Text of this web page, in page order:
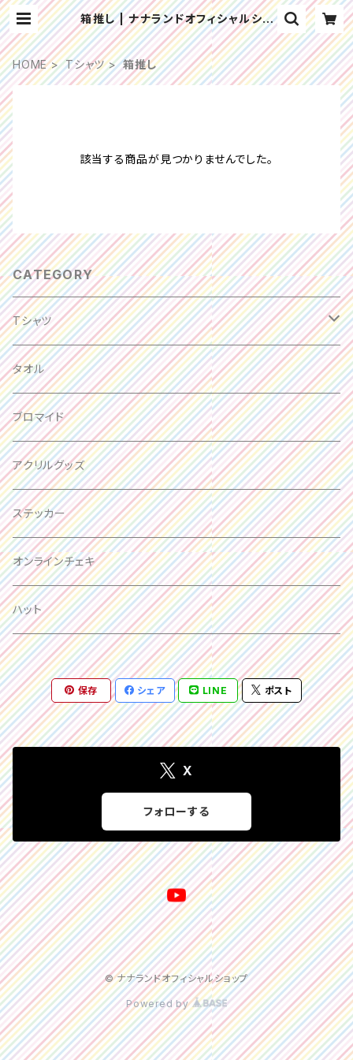
箱推し | ナナランドオフィシャルショ
ップ
HOME Tシャツ 箱推し
該当する商品が見つかりませんでした。
CATEGORY
Tシャツ
箱推し
大場はるか
峰島こまき
西嶋菜々子
竹内月音
瀬戸みなみ
三好麗奈
百瀬ひより
タオル
ブロマイド
アクリルグッズ
ステッカー
オンラインチェキ
ハット
保存 シェア LINE ポスト
X
フォローする
© ナナランドオフィシャルショップ
Powered by